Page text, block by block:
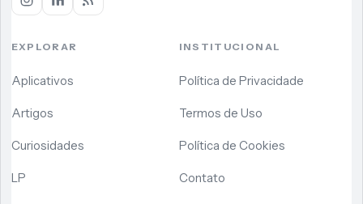
EXPLORAR
Aplicativos
Artigos
Curiosidades
LP
INSTITUCIONAL
Política de Privacidade
Termos de Uso
Política de Cookies
Contato